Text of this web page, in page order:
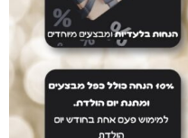
זול